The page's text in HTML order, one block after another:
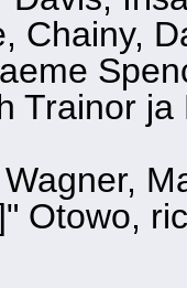
Chainy,
Trainor
Otowo,